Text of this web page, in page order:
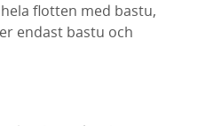
flotten med bastu,
endast bastu och